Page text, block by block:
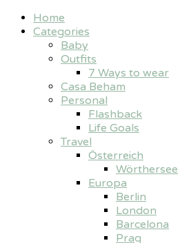
Home
Categories
Baby
Outfits
7 Ways to wear
Casa Beham
Personal
Flashback
Life Goals
Travel
Österreich
Wörthersee
Europa
Berlin
London
Barcelona
Prag